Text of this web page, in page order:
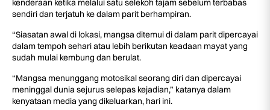
kenderaan ketika melalui satu selekoh tajam sebelum terbabas
sendiri dan terjatuh ke dalam parit berhampiran.
“Siasatan awal di lokasi, mangsa ditemui di dalam parit dipercayai
dalam tempoh sehari atau lebih berikutan keadaan mayat yang
sudah mulai kembung dan berulat.
“Mangsa menunggang motosikal seorang diri dan dipercayai
meninggal dunia sejurus selepas kejadian,” katanya dalam
kenyataan media yang dikeluarkan, hari ini.